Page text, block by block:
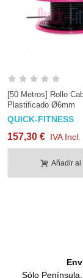
[50 Metros] Rollo
Plastificado Ø6mm
QUICK-FITNESS
157,30 € IVA Incl.
Añadir al
Sólo Península.